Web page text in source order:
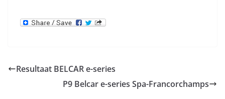
Resultaat BELCAR e-series
P9 Belcar e-series Spa-Francorchamps